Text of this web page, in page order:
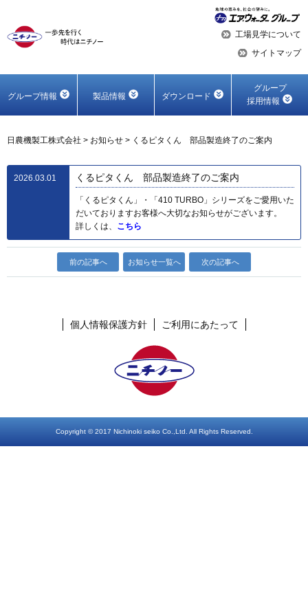
工場見学について
サイトマップ
グループ情報 製品情報 ダウンロード
グループ
採用情報
日農機製工株式会社 > お知らせ > くるピタくん 部品製造終了のご案内
2026.03.01 くるピタくん 部品製造終了のご案内
「くるピタくん」・「410 TURBO」シリーズをご愛用いた
だいておりますお客様へ大切なお知らせがございます。
詳しくは、 こちら
前の記事へ お知らせ一覧へ 次の記事へ
個人情報保護方針 ご利用にあたって
Copyright © 2017 Nichinoki seiko Co.,Ltd. All Rights Reserved.